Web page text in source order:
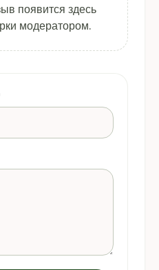
появится здесь
модератором.